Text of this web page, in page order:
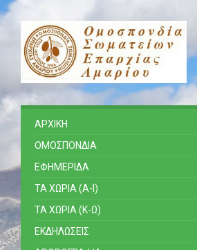
ΑΡΧΙΚΗ
ΟΜΟΣΠΟΝΔΙΑ
ΕΦΗΜΕΡΙΔΑ
ΤΑ ΧΩΡΙΑ (Α-Ι)
ΤΑ ΧΩΡΙΑ (Κ-Ω)
ΕΚΔΗΛΩΣΕΙΣ